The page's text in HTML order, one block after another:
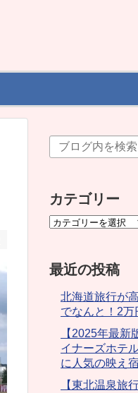
カテゴリー
最近の投稿
北海道旅行が
でなんと！2万
【2025年最新
イナーズホテ
に人気の映え
【東北温泉旅